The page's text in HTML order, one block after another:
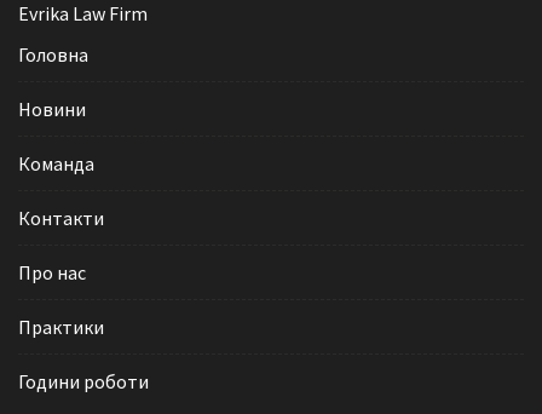
Evrika Law Firm
Головна
Новини
Команда
Контакти
Про нас
Практики
Години роботи